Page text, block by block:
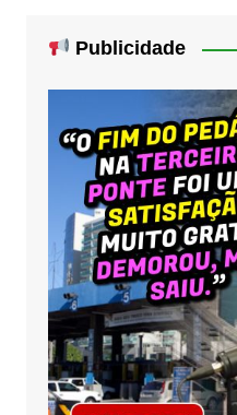
Publicidade